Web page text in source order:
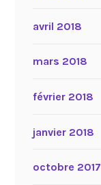
avril 2018
mars 2018
février 2018
janvier 2018
octobre 2017